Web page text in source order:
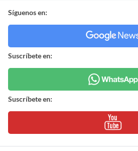
Síguenos en:
Suscríbete en:
Suscríbete en: